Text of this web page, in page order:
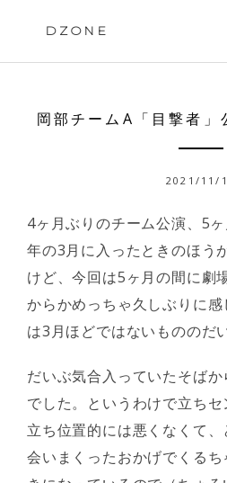
DZONE
岡部チームA「目撃者
2021/11/
4ヶ月ぶりのチーム公演、5
年の3月に入ったときのほう
けど、今回は5ヶ月の間に劇
からかめっちゃ久しぶりに
は3月ほどではないもののだ
だいぶ気合入っていたそば
でした。というわけで立ちセ
立ち位置的には悪くなくて
会いまくったおかげでくる